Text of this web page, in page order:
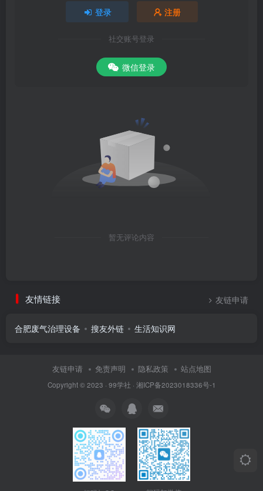
登录 注册
社交账号登录
微信登录
暂无评论内容
友情链接 友链申请
合肥废气治理设备 搜友外链 生活知识网
友链申请 免责声明 隐私政策 站点地图
Copyright © 2023 · 99学社 · 湘ICP备2023018336号-1